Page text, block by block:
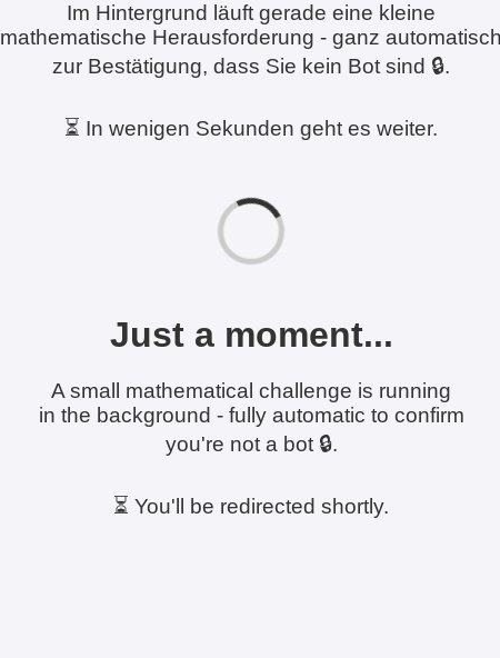
Im Hintergrund läuft gerade eine kleine
mathematische Herausforderung - ganz
zur Bestätigung, dass Sie kein Bot sind 🔒.
⏳ In wenigen Sekunden geht es weiter.
Just a moment...
A small mathematical challenge is running
in the background - fully automatic to confirm
you're not a bot 🔒.
⏳ You'll be redirected shortly.